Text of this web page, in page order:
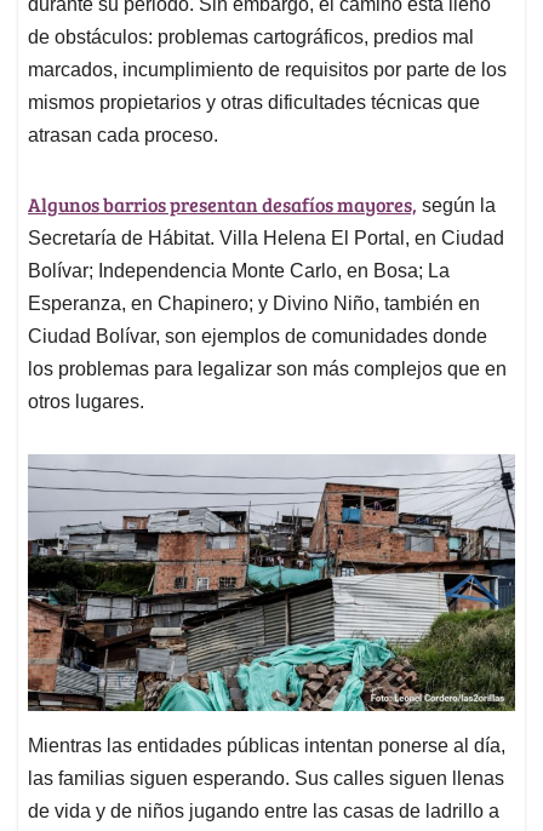
durante su periodo. Sin embargo, el camino está lleno
de obstáculos: problemas cartográficos, predios mal
marcados, incumplimiento de requisitos por parte de los
mismos propietarios y otras dificultades técnicas que
atrasan cada proceso.
Algunos barrios presentan desafíos mayores, según la
Secretaría de Hábitat. Villa Helena El Portal, en Ciudad
Bolívar; Independencia Monte Carlo, en Bosa; La
Esperanza, en Chapinero; y Divino Niño, también en
Ciudad Bolívar, son ejemplos de comunidades donde
los problemas para legalizar son más complejos que en
otros lugares.
Mientras las entidades públicas intentan ponerse al día,
las familias siguen esperando. Sus calles siguen llenas
de vida y de niños jugando entre las casas de ladrillo a